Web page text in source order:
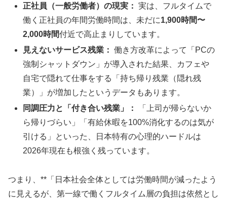
正社員（一般労働者）の現実： 実は、フルタイムで
働く正社員の年間労働時間は、未だに1,900時間〜
2,000時間付近で高止まりしています。
見えないサービス残業： 働き方改革によって「PCの
強制シャットダウン」が導入された結果、カフェや
自宅で隠れて仕事をする「持ち帰り残業（隠れ残
業）」が増加したというデータもあります。
同調圧力と「付き合い残業」：
「上司が帰らないか
ら帰りづらい」「有給休暇を100%消化するのは気が
引ける」といった、日本特有の心理的ハードルは
2026年現在も根強く残っています。
つまり、**「日本社会全体としては労働時間が減ったよう
に見えるが、第一線で働くフルタイム層の負担は依然とし